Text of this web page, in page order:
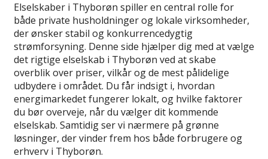
Elselskaber i Thyborøn spiller en central rolle for
både private husholdninger og lokale virksomheder,
der ønsker stabil og konkurrencedygtig
strømforsyning. Denne side hjælper dig med at vælge
det rigtige elselskab i Thyborøn ved at skabe
overblik over priser, vilkår og de mest pålidelige
udbydere i området. Du får indsigt i, hvordan
energimarkedet fungerer lokalt, og hvilke faktorer
du bør overveje, når du vælger dit kommende
elselskab. Samtidig ser vi nærmere på grønne
løsninger, der vinder frem hos både forbrugere og
erhverv i Thyborøn.